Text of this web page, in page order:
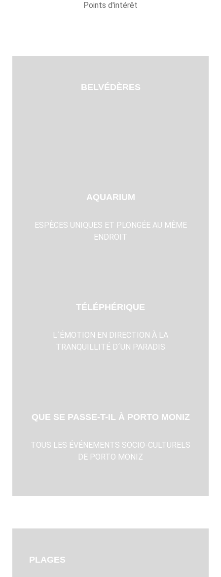
Points d'intérêt
BELVÉDÈRES
AQUARIUM
ESPÈCES UNIQUES ET PLONGÉE AU MÊME
ENDROIT
TÉLÉPHÉRIQUE
L´ÉMOTION EN DIRECTION À LA
TRANQUILLITÉ D´UN PARADIS
QUE SE PASSE-T-IL À PORTO MONIZ
TOUS LES ÉVÉNEMENTS SOCIO-CULTURELS
DE PORTO MONIZ
PLAGES